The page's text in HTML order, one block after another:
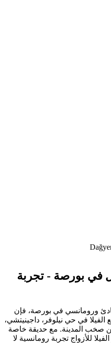
في بورصة - تجربة
ورومانسي في بورصة، فإن
الفيلا في حي نيلوفر، داجينيتشي،
عن صخب المدينة. مع حديقة خاصة
للأزواج تجربة رومانسية لا